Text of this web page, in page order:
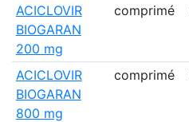
ACICLOVIR
BIOGARAN
200 mg
comprimé
ACICLOVIR
BIOGARAN
800 mg
comprimé